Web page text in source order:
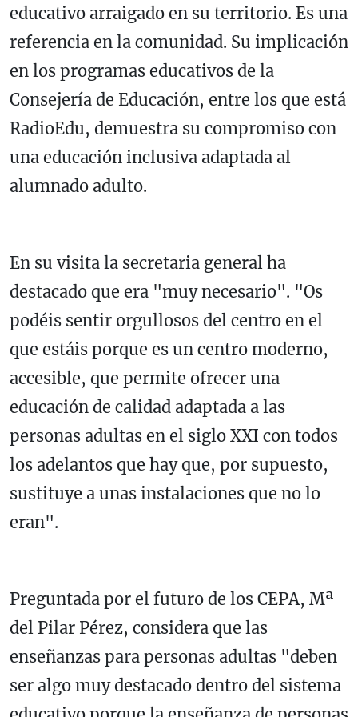
educativo arraigado en su territorio. Es una
referencia en la comunidad. Su implicación
en los programas educativos de la
Consejería de Educación, entre los que está
RadioEdu, demuestra su compromiso con
una educación inclusiva adaptada al
alumnado adulto.
En su visita la secretaria general ha
destacado que era "muy necesario". "Os
podéis sentir orgullosos del centro en el
que estáis porque es un centro moderno,
accesible, que permite ofrecer una
educación de calidad adaptada a las
personas adultas en el siglo XXI con todos
los adelantos que hay que, por supuesto,
sustituye a unas instalaciones que no lo
eran".
Preguntada por el futuro de los CEPA, Mª
del Pilar Pérez, considera que las
enseñanzas para personas adultas "deben
ser algo muy destacado dentro del sistema